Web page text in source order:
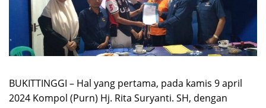
BUKITTINGGI – Hal yang pertama, pada kamis 9 april
2024 Kompol (Purn) Hj. Rita Suryanti. SH, dengan